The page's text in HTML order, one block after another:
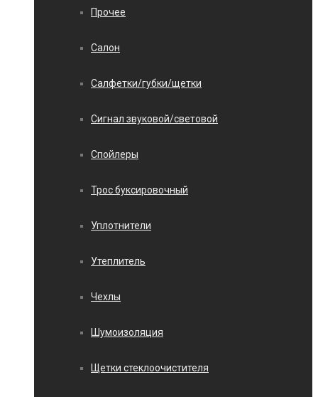
Прочее
Салон
Салфетки/губки/щетки
Сигнал звуковой/световой
Спойлеры
Трос буксировочный
Уплотнители
Утеплитель
Чехлы
Шумоизоляция
Щетки стеклоочистителя